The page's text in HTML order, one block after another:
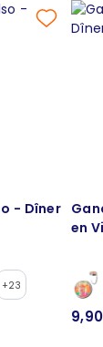
- Dîner
+23
en